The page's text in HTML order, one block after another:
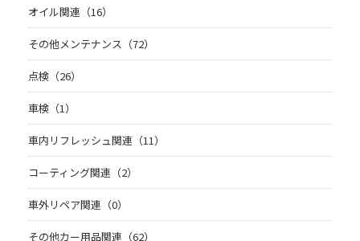
オイル関連（16）
その他メンテナンス（72）
点検（26）
車検（1）
車内リフレッシュ関連（11）
コーティング関連（2）
車外リペア関連（0）
その他カー用品関連（62）